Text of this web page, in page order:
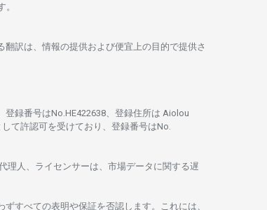
。
翻訳は、 情報の提供および便宜上の目的で提供さ
登録番号はNo.HE422638、 登録住所は Aiolou
て許認可を受けており、 登録番号はNo.
人、ライセンサーは、 市場データに関する遅
ずすべての表明や保証を否認し ます。 これには、